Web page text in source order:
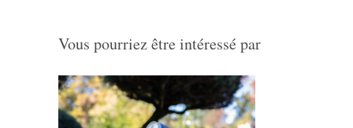
Vous pourriez être intéressé par